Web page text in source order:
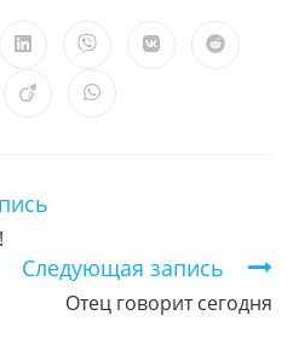
Открывается
новом
Открывается
новом
Открывается
ОткрываетсяОткрывается
Следующая запись
Отец говорит сегодня